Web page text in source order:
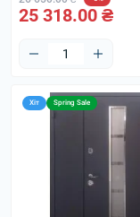
25 318.00 ₴
Хіт Spring Sale